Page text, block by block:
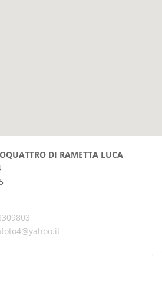
DI RAMETTA LUCA
←